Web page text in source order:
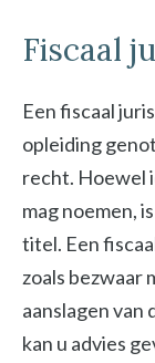
Fiscaal
Een fiscaal
opleiding
recht. Hoewel
mag noemen,
titel. Een
zoals bezwaar
aanslagen van
kan u advies